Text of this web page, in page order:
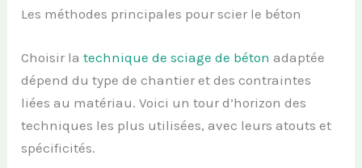
Les méthodes principales pour scier le béton
Choisir latechnique de sciage de béton adaptée
dépend du type de chantier et des contraintes
liées au matériau. Voici un tour d’horizon des
techniques les plus utilisées, avec leurs atouts et
spécificités.